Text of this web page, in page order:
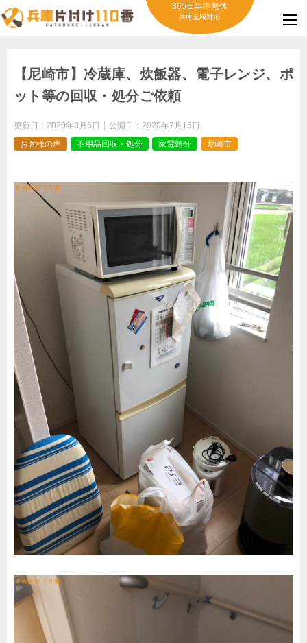
365日年中無休
兵庫全域対応
【尼崎市】冷蔵庫、炊飯器、電子レンジ、ポ
ット等の回収・処分ご依頼
更新日： 2020年8月6日 公開日： 2020年7月15日
お客様の声
不用品回収・処分 家電処分 尼崎市